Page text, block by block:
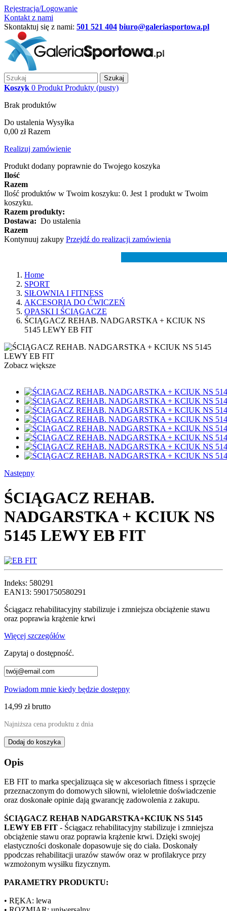
Rejestracja/Logowanie
Kontakt z nami
Skontaktuj się z nami: 501 521 404 biuro@galeriasportowa.pl
Szukaj
Koszyk 0 Produkt Produkty (pusty)
Brak produktów
Do ustalenia Wysyłka
0,00 zł Razem
Realizuj zamówienie
Produkt dodany poprawnie do Twojego koszyka
Ilość
Razem
Ilość produktów w Twoim koszyku: 0. Jest 1 produkt w Twoim
koszyku.
Razem produkty:
Dostawa: Do ustalenia
Razem
Kontynuuj zakupy Przejdź do realizacji zamówienia
Home
SPORT
SIŁOWNIA I FITNESS
AKCESORIA DO ĆWICZEŃ
OPASKI I ŚCIĄGACZE
ŚCIĄGACZ REHAB. NADGARSTKA + KCIUK NS
5145 LEWY EB FIT
Zobacz większe
Następny
ŚCIĄGACZ REHAB.
NADGARSTKA + KCIUK NS
5145 LEWY EB FIT
Indeks: 580291
EAN13: 5901750580291
Ściągacz rehabilitacyjny stabilizuje i zmniejsza obciążenie stawu
oraz poprawia krążenie krwi
Więcej szczegółów
Zapytaj o dostępność.
Powiadom mnie kiedy będzie dostępny
14,99 złbrutto
Najniższa cena produktu z dnia
Dodaj do koszyka
Opis
EB FIT to marka specjalizuąca się w akcesoriach fitness i sprzęcie
przeznaczonym do domowych siłowni, wieloletnie doświadczenie
oraz doskonałe opinie dają gwarancję zadowolenia z zakupu.
ŚCIĄGACZ REHAB NADGARSTKA+KCIUK NS 5145
LEWY EB FIT - Ściągacz rehabilitacyjny stabilizuje i zmniejsza
obciążenie stawu oraz poprawia krążenie krwi. Dzięki swojej
elastyczności doskonale dopasowuje się do ciała. Doskonały
ppodczas rehabilitacji urazów stawów oraz w profilakryce przy
wzmożonym wysiłku fizycznym.
PARAMETRY PRODUKTU:
• RĘKA: lewa